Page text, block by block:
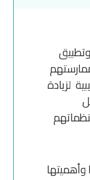
لزيادة